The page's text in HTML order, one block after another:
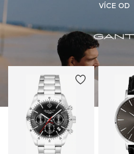
VÍCE OD